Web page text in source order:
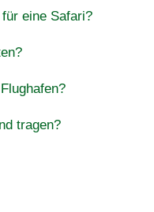
eine Safari?
tragen?